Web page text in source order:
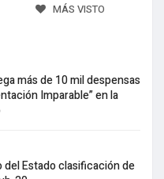
MÁS VISTO
más de 10 mil despensas
Imparable” en la
del Estado clasificación de